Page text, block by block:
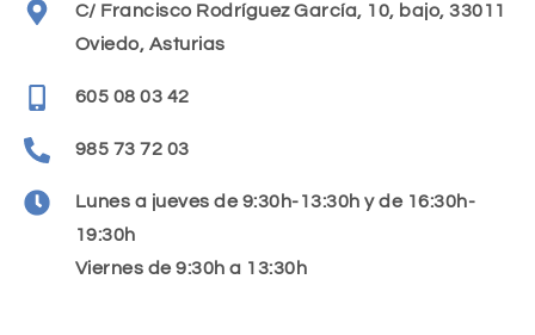
C/ Francisco Rodríguez García, 10, bajo, 33011
Oviedo, Asturias
605 08 03 42
985 73 72 03
Lunes a jueves de 9:30h-13:30h y de 16:30h-
19:30h
Viernes de 9:30h a 13:30h